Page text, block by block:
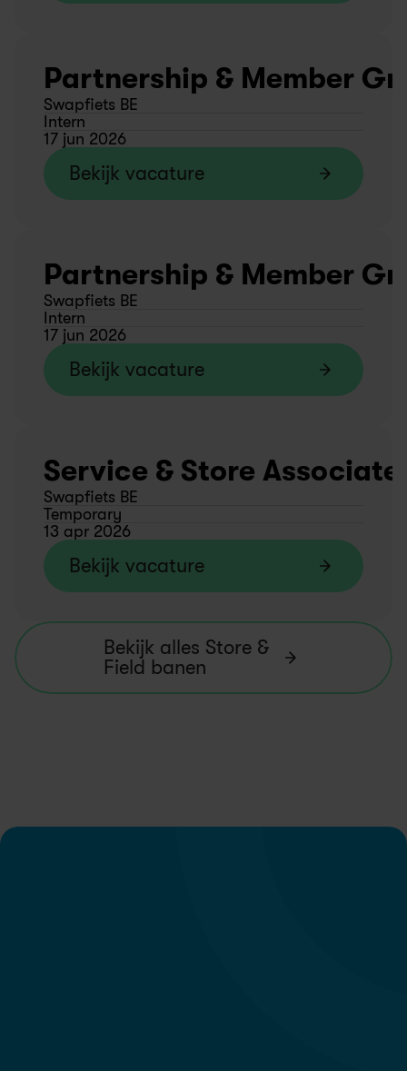
Partnership & Member
Swapfiets BE
Intern
17 jun 2026
Bekijk vacature
Partnership & Member
Swapfiets BE
Intern
17 jun 2026
Bekijk vacature
Service & Store
Swapfiets BE
Temporary
13 apr 2026
Bekijk vacature
Bekijk alles Store &
Field banen